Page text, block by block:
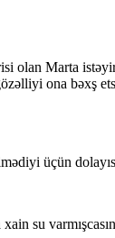
olan Marta
ona bəxş
üçün
su